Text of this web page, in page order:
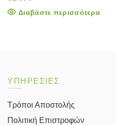
Διαβάστε περισσότερα
ΥΠΗΡΕΣΙΕΣ
Τρόποι Αποστολής
Πολιτική Επιστροφών